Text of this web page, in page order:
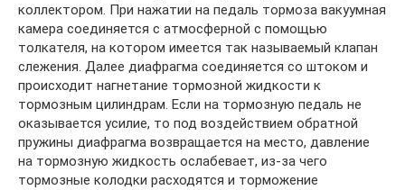
коллектором. При нажатии на педаль тормоза вакуумная
камера соединяется с атмосферной с помощью
толкателя, на котором имеется так называемый клапан
слежения. Далее диафрагма соединяется со штоком и
происходит нагнетание тормозной жидкости к
тормозным цилиндрам. Если на тормозную педаль не
оказывается усилие, то под воздействием обратной
пружины диафрагма возвращается на место, давление
на тормозную жидкость ослабевает, из-за чего
тормозные колодки расходятся и торможение